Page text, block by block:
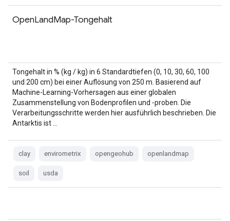
OpenLandMap-Tongehalt
Tongehalt in % (kg / kg) in 6 Standardtiefen (0, 10, 30, 60, 100
und 200 cm) bei einer Auflösung von 250 m. Basierend auf
Machine-Learning-Vorhersagen aus einer globalen
Zusammenstellung von Bodenprofilen und ‑proben. Die
Verarbeitungsschritte werden hier ausführlich beschrieben. Die
Antarktis ist …
clay envirometrix opengeohub openlandmap
soil usda